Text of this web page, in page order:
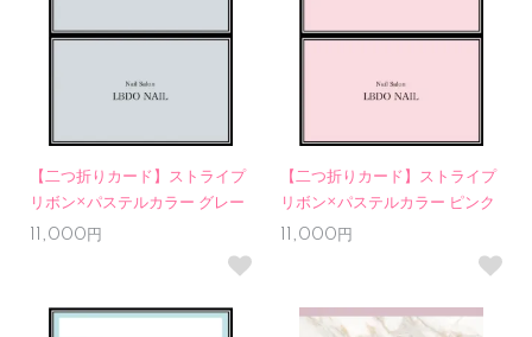
【二つ折りカード】ストライプ
リボン×パステルカラー グレー
11,000円
【二つ折りカード】ストライプ
リボン×パステルカラー ピンク
11,000円